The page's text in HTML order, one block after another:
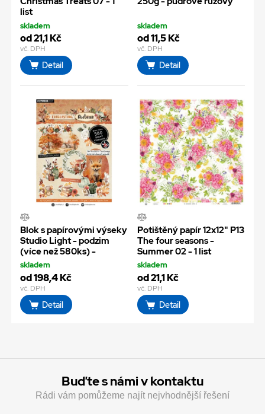
list
skladem
od 21,1 Kč
vč. DPH
Detail
skladem
od 11,5 Kč
vč. DPH
Detail
Blok s papírovými výseky
Studio Light - podzim
(více než 580ks) -
skladem
od 198,4 Kč
vč. DPH
Detail
Potištěný papír 12x12" P13
The four seasons -
Summer 02 - 1 list
skladem
od 21,1 Kč
vč. DPH
Detail
Buďte s námi v kontaktu
Rádi vám pomůžeme najít nejvhodnější řešení